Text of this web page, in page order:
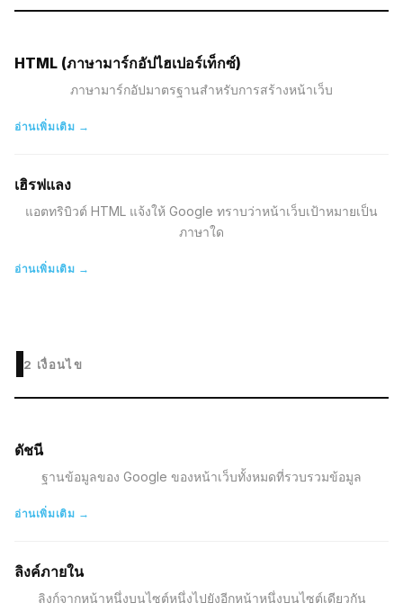
HTML (ภาษามาร์กอัปไฮเปอร์เท็กซ์)
ภาษามาร์กอัปมาตรฐานสำหรับการสร้างหน้าเว็บ
อ่านเพิ่มเติม →
เฮิรฟแลง
แอตทริบิวต์ HTML แจ้งให้ Google ทราบว่าหน้าเว็บเป้าหมายเป็น
ภาษาใด
อ่านเพิ่มเติม →
I2 เงื่อนไข
ดัชนี
ฐานข้อมูลของ Google ของหน้าเว็บทั้งหมดที่รวบรวมข้อมูล
อ่านเพิ่มเติม →
ลิงค์ภายใน
ลิงก์จากหน้าหนึ่งบนไซต์หนึ่งไปยังอีกหน้าหนึ่งบนไซต์เดียวกัน